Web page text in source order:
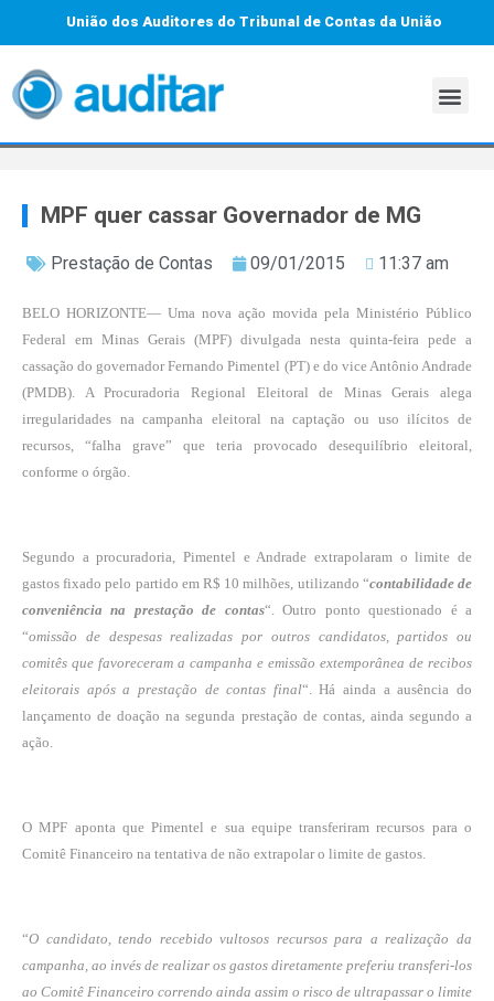
União dos Auditores do Tribunal de Contas da União
MPF quer cassar Governador de MG
Prestação de Contas 09/01/2015 11:37 am
BELO HORIZONTE— Uma nova ação movida pela Ministério Público
Federal em Minas Gerais (MPF) divulgada nesta quinta-feira pede a
cassação do governador Fernando Pimentel (PT) e do vice Antônio Andrade
(PMDB). A Procuradoria Regional Eleitoral de Minas Gerais alega
irregularidades na campanha eleitoral na captação ou uso ilícitos de
recursos, “falha grave” que teria provocado desequilíbrio eleitoral,
conforme o órgão.
Segundo a procuradoria, Pimentel e Andrade extrapolaram o limite de
gastos fixado pelo partido em R$ 10 milhões, utilizando “contabilidade de
conveniência na prestação de contas“. Outro ponto questionado é a
“omissão de despesas realizadas por outros candidatos, partidos ou
comitês que favoreceram a campanha e emissão extemporânea de recibos
eleitorais após a prestação de contas final“. Há ainda a ausência do
lançamento de doação na segunda prestação de contas, ainda segundo a
ação.
O MPF aponta que Pimentel e sua equipe transferiram recursos para o
Comitê Financeiro na tentativa de não extrapolar o limite de gastos.
“O candidato, tendo recebido vultosos recursos para a realização da
campanha, ao invés de realizar os gastos diretamente preferiu transferi-los
ao Comitê Financeiro correndo ainda assim o risco de ultrapassar o limite